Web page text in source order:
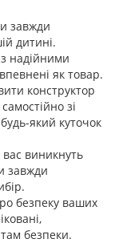
завжди
дитині.
надійними
як товар.
конструктор
зі
який куточок
вас виникнуть
завжди
безпеку ваших
безпеки.